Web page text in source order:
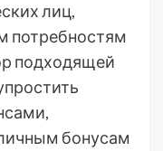
лиц,
потребностям
подходящей
бонусам